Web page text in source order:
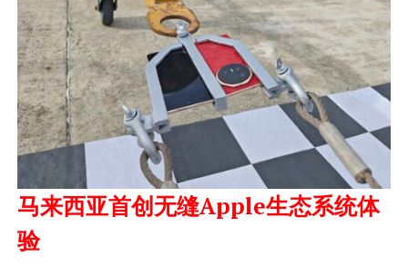
马来西亚首创无缝Apple生态系统体
验